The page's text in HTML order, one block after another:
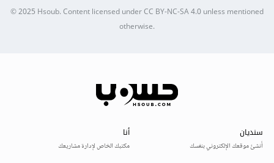
© 2025Hsoub.Content licensed underCC BY-NC-SA 4.0unless mentioned
otherwise.